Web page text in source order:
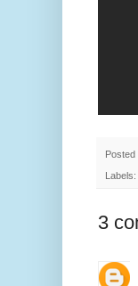
Posted
Labels:
3